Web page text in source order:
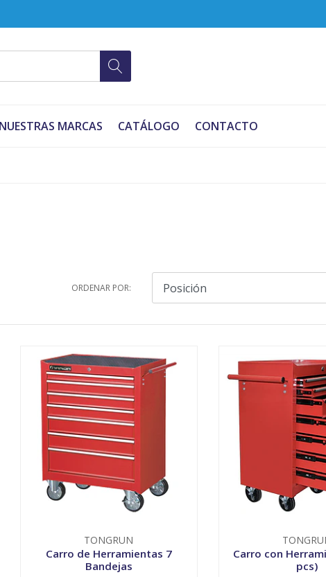
NUESTRAS MARCAS CATÁLOGO CONTACTO
ORDENAR POR:
TONGRUN
Carro de Herramientas 7
Bandejas
Carro con
pcs)